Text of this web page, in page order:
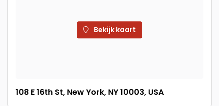
Bekijk kaart
108 E 16th St, New York, NY 10003, USA